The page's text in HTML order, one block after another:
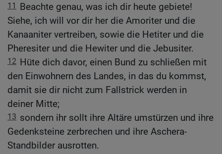
11
Beachte genau, was ich dir heute gebiete!
Siehe, ich will vor dir her die Amoriter und die
Kanaaniter vertreiben, sowie die Hetiter und die
Pheresiter und die Hewiter und die Jebusiter.
12 Hüte dich davor, einen Bund zu schließen mit
den Einwohnern des Landes, in das du kommst,
damit sie dir nicht zum Fallstrick werden in
deiner Mitte;
13 sondern ihr sollt ihre Altäre umstürzen und ihre
Gedenksteine zerbrechen und ihre Aschera-
Standbilder ausrotten.